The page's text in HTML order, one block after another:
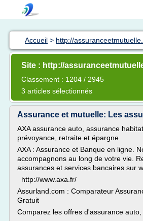
Accueil > http://
Site : http://
Classement : 1204 / 2945
3 articles sélectionnés
Assurance et mutuelle: Les
AXA assurance auto, assurance
prévoyance, retraite et épargne
AXA : Assurance et Banque en ligne.
accompagnons au long de votre vie.
assurances et services bancaires sur
http://www.axa.fr/
Assurland.com : Comparateur
Gratuit
Comparez les offres d'assurance auto,